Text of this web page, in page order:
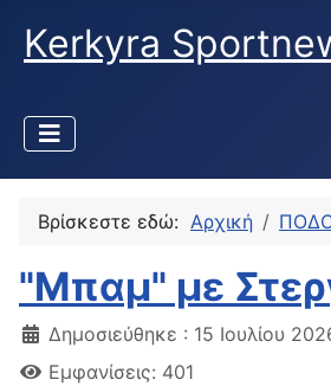
Kerkyra
Βρίσκεστε εδώ: Αρχική
"Μπαμ" με
Δημοσιεύθηκε : 15 Ιουλίου
Εμφανίσεις: 401